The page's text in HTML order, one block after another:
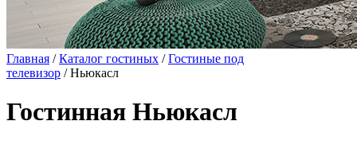
Главная /Каталог гостиных /Гостиные под
телевизор / Ньюкасл
Гостинная Ньюкасл